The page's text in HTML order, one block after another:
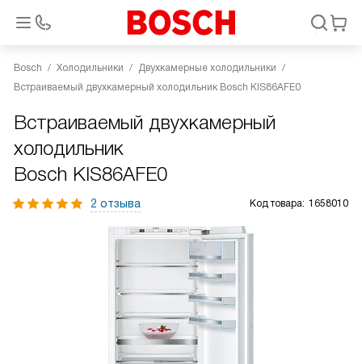
Bosch Холодильники
Двухкамерные холодильники
Встраиваемый двухкамерный холодильник Bosch KIS86AFE0
Встраиваемый двухкамерный
холодильник
Bosch KIS86AFE0
2 отзыва Код товара: 1658010